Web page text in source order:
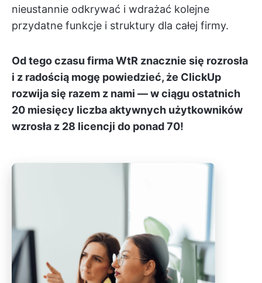
nieustannie odkrywać i wdrażać kolejne
przydatne funkcje i struktury dla całej firmy.
Od tego czasu firma WtR znacznie się rozrosła
i z radością mogę powiedzieć, że ClickUp
rozwija się razem z nami — w ciągu ostatnich
20 miesięcy liczba aktywnych użytkowników
wzrosła z 28 licencji do ponad 70!